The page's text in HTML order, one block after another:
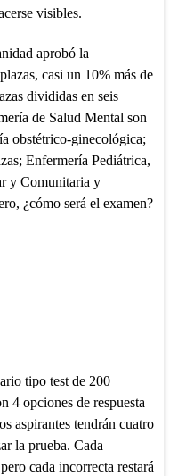
visibles.
aprobó la
casi un 10% más de
divididas en seis
de Salud Mental son
obstétrico-ginecológica;
Enfermería Pediátrica,
y Comunitaria y
¿cómo será el examen?
tipo test de 200
4 opciones de respuesta
aspirantes tendrán cuatro
la prueba. Cada
cada incorrecta restará